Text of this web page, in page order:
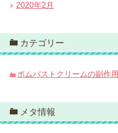
2020年2月
カテゴリー
ボムバストクリームの副作用
メタ情報